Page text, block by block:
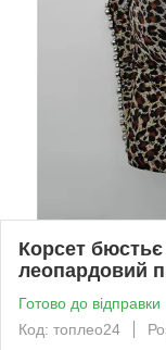
Корсет
леопардовий
Готово до відправки
Код: топлео24